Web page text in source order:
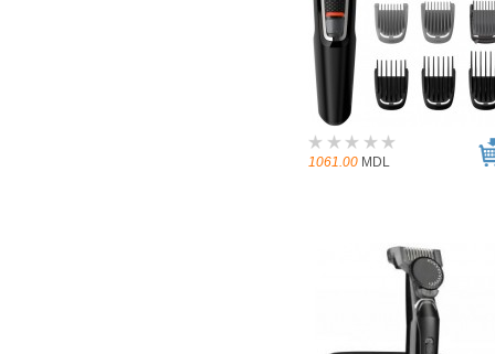
1061.00 MDL